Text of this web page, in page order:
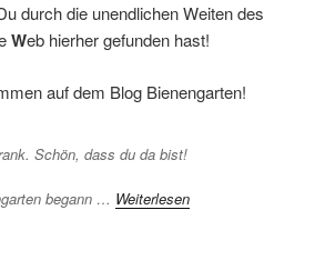
durch die unendlichen Weiten des
Web hierher gefunden hast!
auf dem Blog Bienengarten!
Schön, dass du da bist!
begann … Weiterlesen